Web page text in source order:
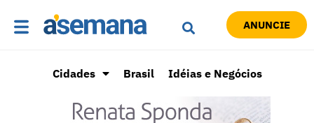
ANUNCIE
Cidades Brasil Idéias e Negócios